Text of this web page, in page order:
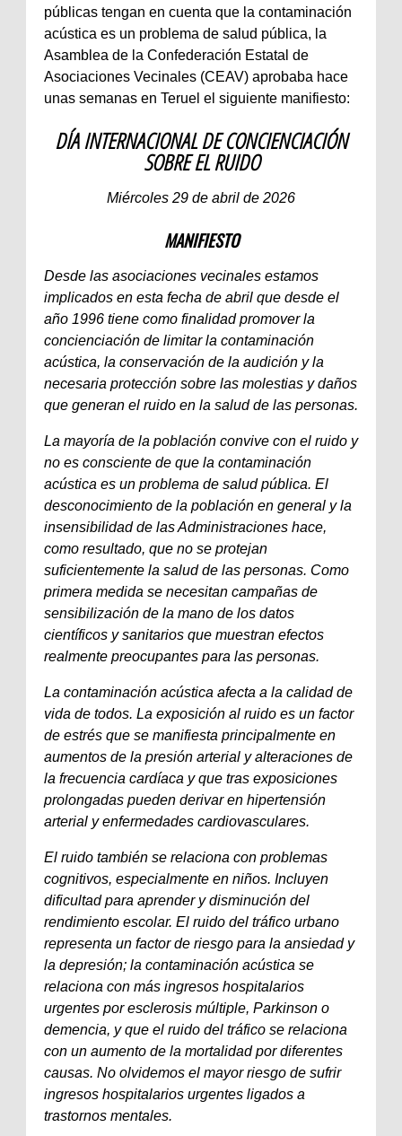
públicas tengan en cuenta que la contaminación
acústica es un problema de salud pública, la
Asamblea de la Confederación Estatal de
Asociaciones Vecinales (CEAV) aprobaba hace
unas semanas en Teruel el siguiente manifiesto:
DÍA INTERNACIONAL DE CONCIENCIACIÓN
SOBRE EL RUIDO
Miércoles 29 de abril de 2026
MANIFIESTO
Desde las asociaciones vecinales estamos
implicados en esta fecha de abril que desde el
año 1996 tiene como finalidad promover la
concienciación de limitar la contaminación
acústica, la conservación de la audición y la
necesaria protección sobre las molestias y daños
que generan el ruido en la salud de las personas.
La mayoría de la población convive con el ruido y
no es consciente de que la contaminación
acústica es un problema de salud pública. El
desconocimiento de la población en general y la
insensibilidad de las Administraciones hace,
como resultado, que no se protejan
suficientemente la salud de las personas. Como
primera medida se necesitan campañas de
sensibilización de la mano de los datos
científicos y sanitarios que muestran efectos
realmente preocupantes para las personas.
La contaminación acústica afecta a la calidad de
vida de todos. La exposición al ruido es un factor
de estrés que se manifiesta principalmente en
aumentos de la presión arterial y alteraciones de
la frecuencia cardíaca y que tras exposiciones
prolongadas pueden derivar en hipertensión
arterial y enfermedades cardiovasculares.
El ruido también se relaciona con problemas
cognitivos, especialmente en niños. Incluyen
dificultad para aprender y disminución del
rendimiento escolar. El ruido del tráfico urbano
representa un factor de riesgo para la ansiedad y
la depresión; la contaminación acústica se
relaciona con más ingresos hospitalarios
urgentes por esclerosis múltiple, Parkinson o
demencia, y que el ruido del tráfico se relaciona
con un aumento de la mortalidad por diferentes
causas. No olvidemos el mayor riesgo de sufrir
ingresos hospitalarios urgentes ligados a
trastornos mentales.